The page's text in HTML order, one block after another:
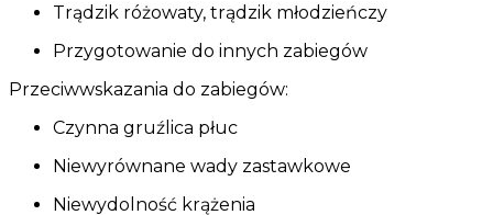
Trądzik różowaty, trądzik młodzieńczy
Przygotowanie do innych zabiegów
Przeciwwskazania do zabiegów:
Czynna gruźlica płuc
Niewyrównane wady zastawkowe
Niewydolność krążenia